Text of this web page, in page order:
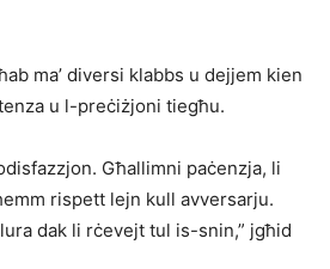
ma’ diversi klabbs u dejjem kien
u l-preċiżjoni tiegħu.
Għallimni paċenzja, li
rispett lejn kull avversarju.
dak li rċevejt tul is-snin,” jgħid